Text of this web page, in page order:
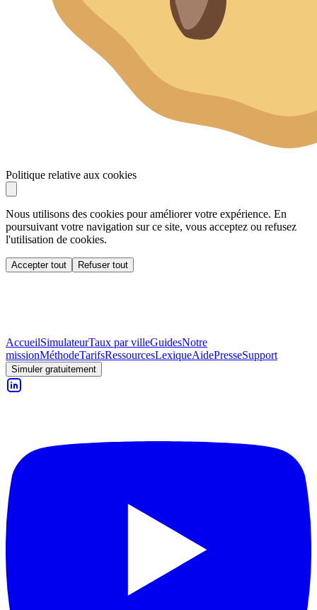
Politique relative aux cookies
Nous utilisons des cookies pour améliorer votre expérience. En
poursuivant votre navigation sur ce site, vous acceptez ou refusez
l'utilisation de cookies.
Accepter tout Refuser tout
AccueilSimulateurTaux par villeGuidesNotre
missionMéthodeTarifsRessourcesLexiqueAidePresseSupport
Simuler gratuitement